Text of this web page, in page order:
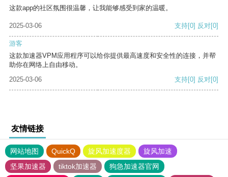
这款app的社区氛围很温馨，让我能够感受到家的温暖。
2025-03-06 支持[0] 反对[0]
游客
这款加速器VPM应用程序可以给你提供最高速度和安全性的连接，并帮
助你在网络上自由移动。
2025-03-06
支持[0] 反对[0]
友情链接
网站地图 QuickQ 旋风加速度器
旋风加速
坚果加速器
tiktok加速器
狗急加速器官网